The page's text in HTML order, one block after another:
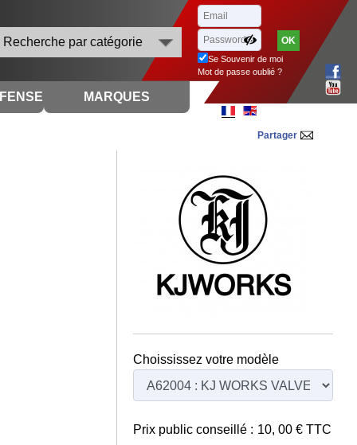
Recherche par catégorie
MARQUES
Se Souvenir de moi
Mot de passe oublié ?
Partager
Choississez votre modèle
Prix public conseillé : 10, 00 € TTC